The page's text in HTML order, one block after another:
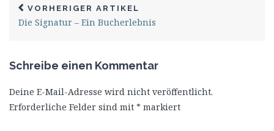
VORHERIGER ARTIKEL
Die Signatur – Ein Bucherlebnis
Schreibe einen Kommentar
Deine E-Mail-Adresse wird nicht veröffentlicht.
Erforderliche Felder sind mit * markiert